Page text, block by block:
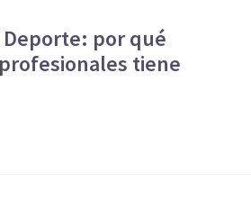
por qué
tiene